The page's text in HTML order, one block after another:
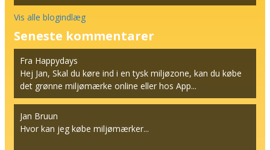
Vis alle blogindlæg
Seneste kommentarer
Fra Happydays
Hej Jan, Skal du køre ind i en tysk miljøzone, kan du købe
det grønne miljømærke online eller hos App...
Jan Bruun
Hvor kan jeg købe miljømærker...